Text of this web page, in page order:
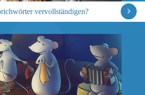
vervollständigen?